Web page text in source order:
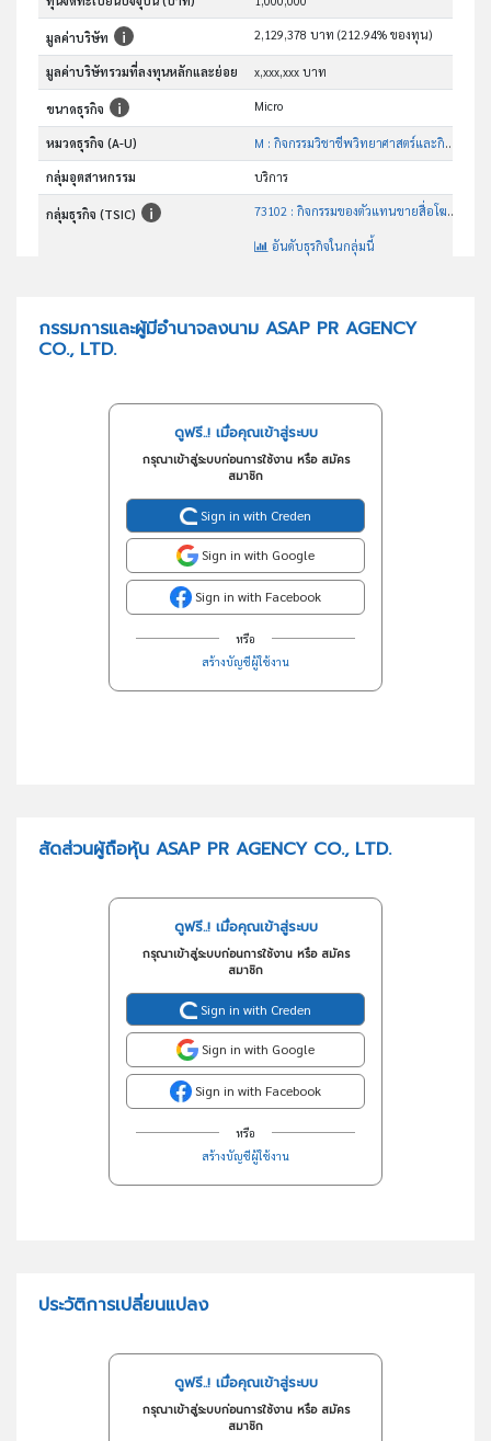
มูลค่าบริษัท 2,129,378 บาท (212.94% ของทุน)
มูลค่าบริษัทรวมที่ลงทุนหลักและย่อย x,xxx,xxx บาท
ขนาดธุรกิจ Micro
หมวดธุรกิจ (A-U) M : กิจกรรมวิชาชีพวิทยาศาสตร์และกิจกรรมทาง วิชาการ
กลุ่มอุตสาหกรรม บริการ
กลุ่มธุรกิจ (TSIC) 73102 : กิจกรรมของตัวแทนขายสื่อโฆษณา
อันดับธุรกิจในกลุ่มนี้
กรรมการและผู้มีอำนาจลงนาม ASAP PR AGENCY
CO., LTD.
ดูฟรี..! เมื่อคุณเข้าสู่ระบบ
กรุณาเข้าสู่ระบบก่อนการใช้งาน หรือ สมัคร
สมาชิก
Sign in with Creden
Sign in with Google
Sign in with Facebook
หรือ
สร้างบัญชีผู้ใช้งาน
สัดส่วนผู้ถือหุ้น ASAP PR AGENCY CO., LTD.
ดูฟรี..! เมื่อคุณเข้าสู่ระบบ
กรุณาเข้าสู่ระบบก่อนการใช้งาน หรือ สมัคร
สมาชิก
Sign in with Creden
Sign in with Google
Sign in with Facebook
หรือ
สร้างบัญชีผู้ใช้งาน
ประวัติการเปลี่ยนแปลง
ดูฟรี..! เมื่อคุณเข้าสู่ระบบ
กรุณาเข้าสู่ระบบก่อนการใช้งาน หรือ สมัคร
สมาชิก